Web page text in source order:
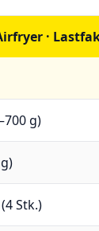
·
g)
(4 Stk.)